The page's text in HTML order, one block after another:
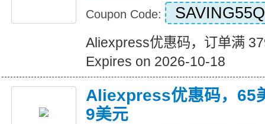
Coupon Code: SAVING55Q
Aliexpress优惠码，订单满
Expires on 2026-10-18
Aliexpress优惠码，65
9美元